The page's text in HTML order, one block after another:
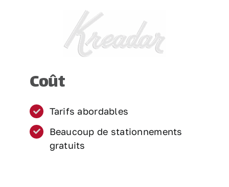
Coût
Tarifs abordables
Beaucoup de stationnements
gratuits